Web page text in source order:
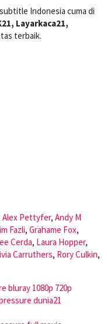
Indonesia cuma di
Layarkaca21,
terbaik.
Alex Pettyfer, Andy M
Fazli, Grahame Fox,
Cerda, Laura Hopper,
Carruthers, Rory Culkin,
bluray 1080p 720p
dunia21